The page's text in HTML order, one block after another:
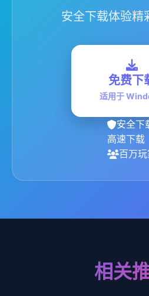
安全下载体验精
免费下
适用于
安全下
高速下载
百万玩
相关